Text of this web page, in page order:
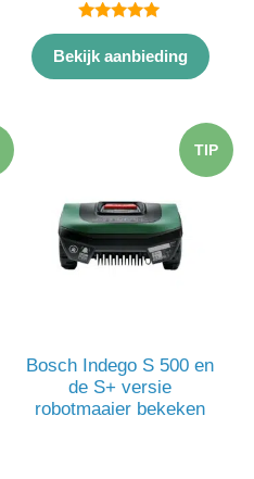
5.00
van 5
Bekijk aanbieding
TIP
Bosch Indego S 500 en
de S+ versie
robotmaaier bekeken